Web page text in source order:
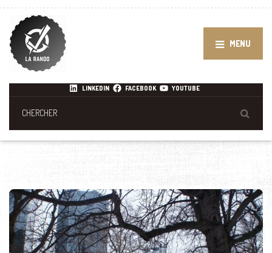
MENU
LINKEDIN FACEBOOK YOUTUBE